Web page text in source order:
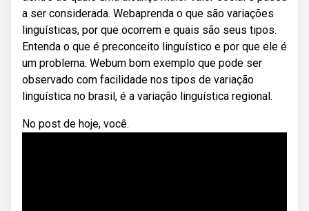
a ser considerada. Webaprenda o que são variações
linguísticas, por que ocorrem e quais são seus tipos.
Entenda o que é preconceito linguístico e por que ele é
um problema. Webum bom exemplo que pode ser
observado com facilidade nos tipos de variação
linguística no brasil, é a variação linguística regional.
No post de hoje, você.